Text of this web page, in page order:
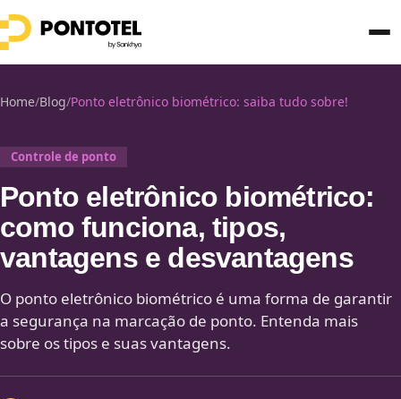
Home/Blog/Ponto eletrônico biométrico: saiba tudo sobre!
Controle de ponto
Ponto eletrônico biométrico:
como funciona, tipos,
vantagens e desvantagens
O ponto eletrônico biométrico é uma forma de garantir
a segurança na marcação de ponto. Entenda mais
sobre os tipos e suas vantagens.